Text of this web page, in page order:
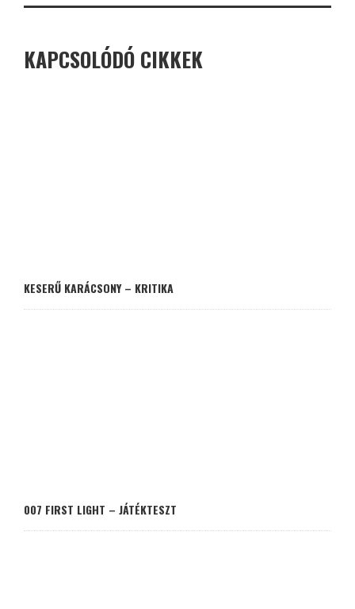
KAPCSOLÓDÓ CIKKEK
KESERŰ KARÁCSONY – KRITIKA
007 FIRST LIGHT – JÁTÉKTESZT